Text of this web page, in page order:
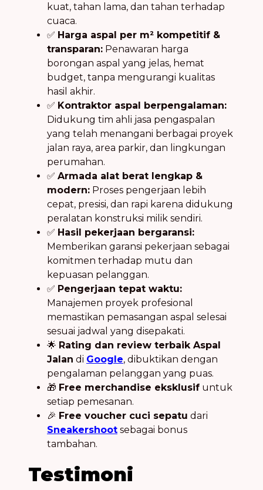
kuat, tahan lama, dan tahan terhadap
cuaca.
✅ Harga aspal per m² kompetitif &
transparan: Penawaran harga
borongan aspal yang jelas, hemat
budget, tanpa mengurangi kualitas
hasil akhir.
✅ Kontraktor aspal berpengalaman:
Didukung tim ahli jasa pengaspalan
yang telah menangani berbagai proyek
jalan raya, area parkir, dan lingkungan
perumahan.
✅ Armada alat berat lengkap &
modern: Proses pengerjaan lebih
cepat, presisi, dan rapi karena didukung
peralatan konstruksi milik sendiri.
✅ Hasil pekerjaan bergaransi:
Memberikan garansi pekerjaan sebagai
komitmen terhadap mutu dan
kepuasan pelanggan.
✅ Pengerjaan tepat waktu:
Manajemen proyek profesional
memastikan pemasangan aspal selesai
sesuai jadwal yang disepakati.
🌟 Rating dan review terbaik Aspal
Jalan di Google, dibuktikan dengan
pengalaman pelanggan yang puas.
🎁 Free merchandise eksklusif untuk
setiap pemesanan.
🎉 Free voucher cuci sepatu dari
Sneakershoot sebagai bonus
tambahan.
Testimoni